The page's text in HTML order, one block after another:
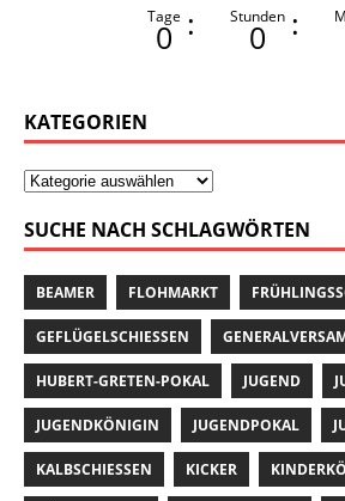
Tage
0 : Stunden
0 :
KATEGORIEN
SUCHE NACH SCHLAGWÖRTEN
BEAMER FLOHMARKT
GEFLÜGELSCHIESSEN
HUBERT-GRETEN-POKAL JUGEND
JUGENDKÖNIGIN JUGENDPOKAL
KALBSCHIESSEN KICKER